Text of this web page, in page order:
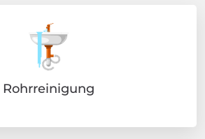
Rohrreinigung